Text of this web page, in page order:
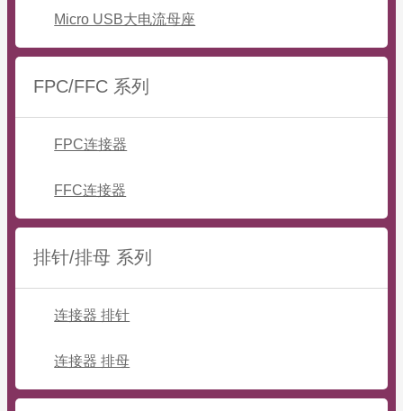
Micro USB大电流母座
FPC/FFC 系列
FPC连接器
FFC连接器
排针/排母 系列
连接器 排针
连接器 排母